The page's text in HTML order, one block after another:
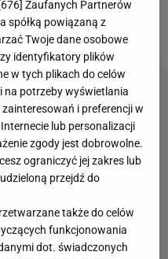
dwumecz z
676] Zaufanych Partnerów
spółką powiązaną z
Twoje dane osobowe
identyfikatory plików
w tych plikach do celów
na potrzeby wyświetlania
i preferencji w
lub personalizacji
zgody jest dobrowolne.
ograniczyć jej zakres lub
przejdź do
także do celów
funkcjonowania
dot. świadczonych